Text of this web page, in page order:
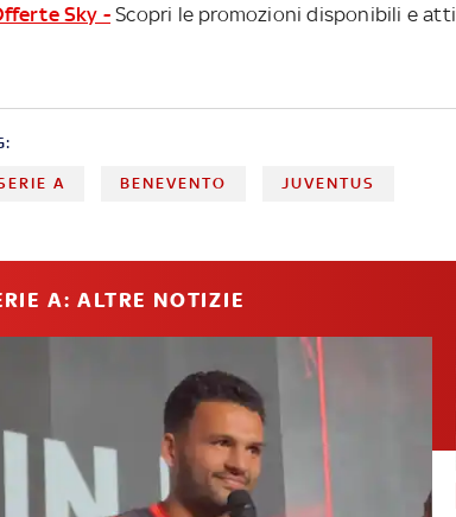
Sky -Scopri le promozioni disponibili e
A BENEVENTO JUVENTUS
A: ALTRE NOTIZIE